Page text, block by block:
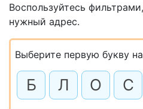
Воспользуйтесь
нужный адрес.
Выберите первую букву
Б Л О С